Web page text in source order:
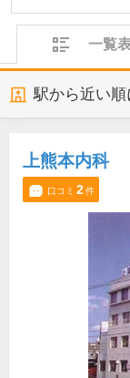
一覧
駅から近い順
上熊本内科
口コミ 2件